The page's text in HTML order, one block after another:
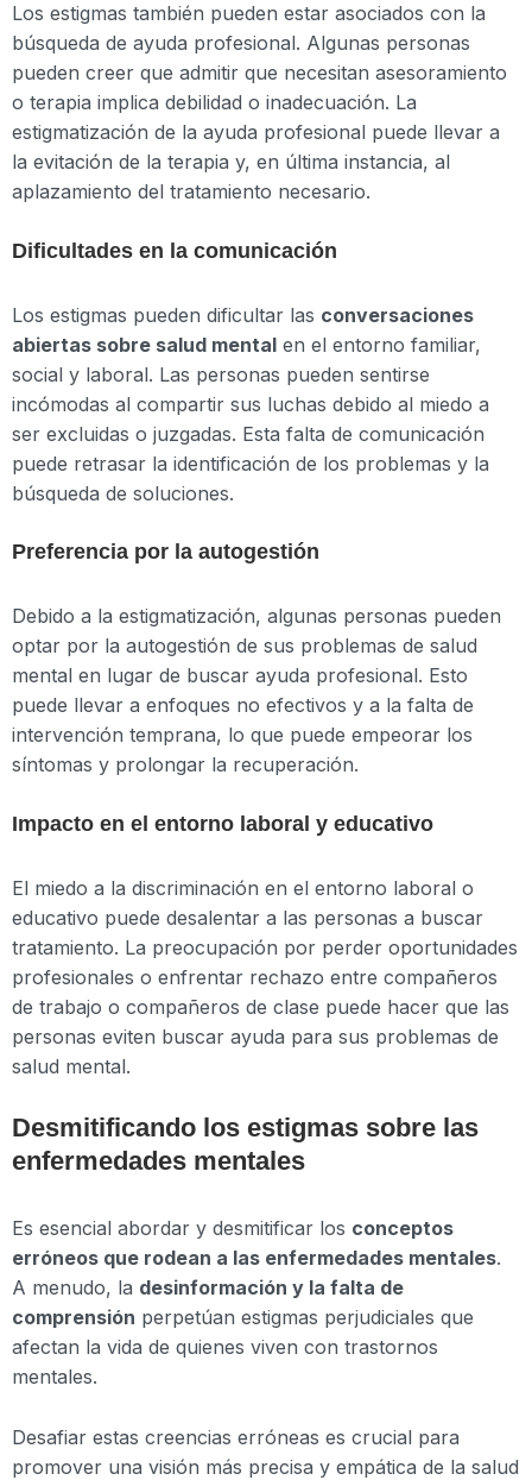
Los estigmas también pueden estar asociados con la
búsqueda de ayuda profesional. Algunas personas
pueden creer que admitir que necesitan asesoramiento
o terapia implica debilidad o inadecuación. La
estigmatización de la ayuda profesional puede llevar a
la evitación de la terapia y, en última instancia, al
aplazamiento del tratamiento necesario.
Dificultades en la comunicación
Los estigmas pueden dificultar las conversaciones
abiertas sobre salud mental en el entorno familiar,
social y laboral. Las personas pueden sentirse
incómodas al compartir sus luchas debido al miedo a
ser excluidas o juzgadas. Esta falta de comunicación
puede retrasar la identificación de los problemas y la
búsqueda de soluciones.
Preferencia por la autogestión
Debido a la estigmatización, algunas personas pueden
optar por la autogestión de sus problemas de salud
mental en lugar de buscar ayuda profesional. Esto
puede llevar a enfoques no efectivos y a la falta de
intervención temprana, lo que puede empeorar los
síntomas y prolongar la recuperación.
Impacto en el entorno laboral y educativo
El miedo a la discriminación en el entorno laboral o
educativo puede desalentar a las personas a buscar
tratamiento. La preocupación por perder oportunidades
profesionales o enfrentar rechazo entre compañeros
de trabajo o compañeros de clase puede hacer que las
personas eviten buscar ayuda para sus problemas de
salud mental.
Desmitificando los estigmas sobre las
enfermedades mentales
Es esencial abordar y desmitificar los conceptos
erróneos que rodean a las enfermedades mentales.
A menudo, la desinformación y la falta de
comprensión perpetúan estigmas perjudiciales que
afectan la vida de quienes viven con trastornos
mentales.
Desafiar estas creencias erróneas es crucial para
promover una visión más precisa y empática de la salud